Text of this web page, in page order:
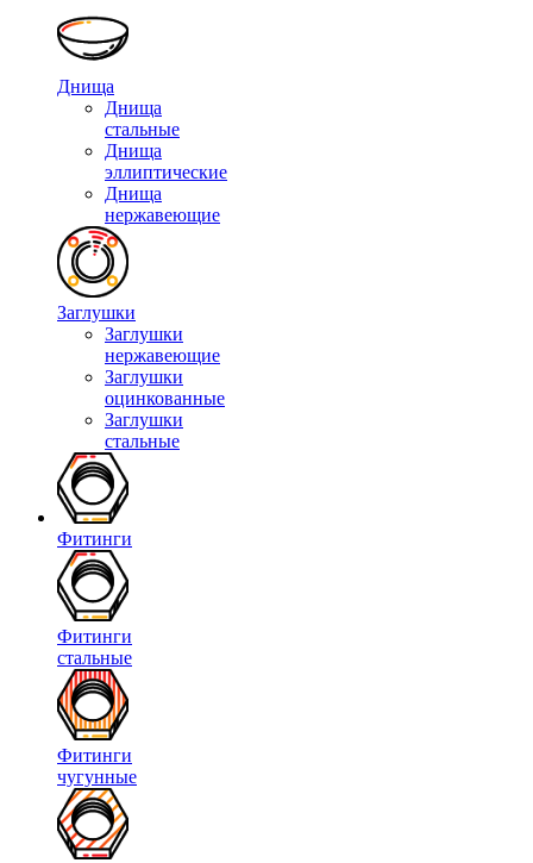
Днища
Днища
стальные
Днища
эллиптические
Днища
нержавеющие
Заглушки
Заглушки
нержавеющие
Заглушки
оцинкованные
Заглушки
стальные
Фитинги
Фитинги
стальные
Фитинги
чугунные